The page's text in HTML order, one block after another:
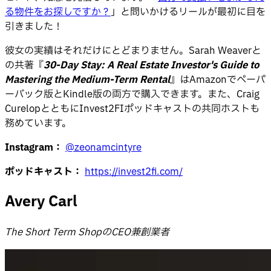
る物件をお探しですか？」と問いかけるリールが最初に目を
引きました！
彼女の実績はそれだけにとどまりません。Sarah Weaverと
の共著『30-Day Stay: A Real Estate Investor's Guide to
Mastering the Medium-Term Rental』はAmazonでペーパ
ーバック版とKindle版の両方で購入できます。また、Craig
CurelopとともにInvest2FIポッドキャストの共同ホストも
務めています。
Instagram： @zeonamcintyre
ポッドキャスト： https://invest2fi.com/
Avery Carl
The Short Term ShopのCEO兼創業者